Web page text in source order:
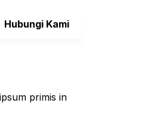
Hubungi Kami
primis in